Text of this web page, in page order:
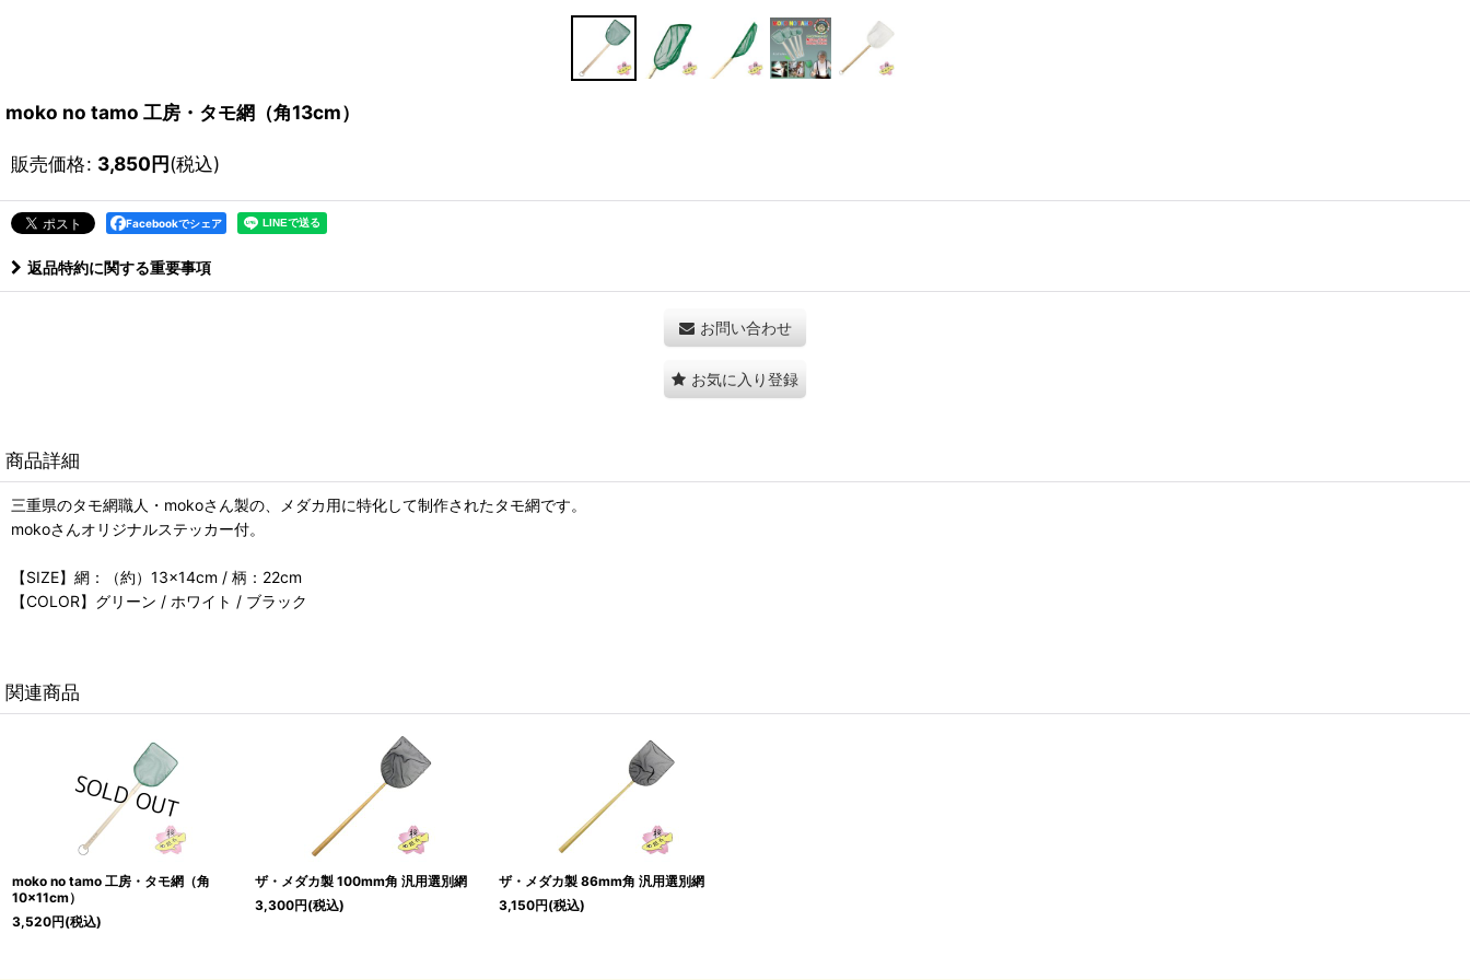
moko no tamo 工房・タモ網（角13cm）
販売価格: 3,850円(税込)
Facebookでシェア
返品特約に関する重要事項
お問い合わせ
お気に入り登録
商品詳細
三重県のタモ網職人・mokoさん製の、メダカ用に特化して制作されたタモ網です。
mokoさんオリジナルステッカー付。
【SIZE】網：（約）13×14cm / 柄：22cm
【COLOR】グリーン / ホワイト / ブラック
関連商品
moko no tamo 工房・タモ網（角
10×11cm）
3,520円(税込)
ザ・メダカ製 100mm角 汎用選別網
3,300円(税込)
ザ・メダカ製 86mm角 汎用選別網
3,150円(税込)